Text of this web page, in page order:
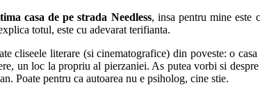
casa de pe strada Needless, insa pentru mine este
totul, este cu adevarat terifianta.
cliseele literare (si cinematografice) din poveste: o
un loc la propriu al pierzaniei. As putea vorbi si
Poate pentru ca autoarea nu e psiholog, cine stie.